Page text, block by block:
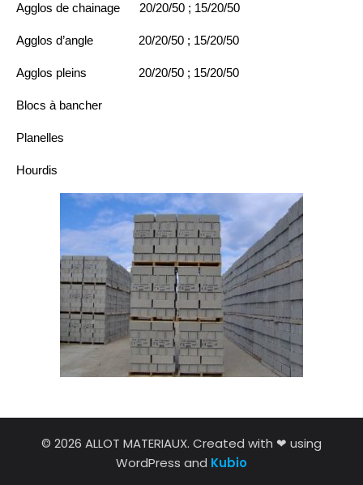
Agglos de chainage 20/20/50 ; 15/20/50
Agglos d’angle 20/20/50 ; 15/20/50
Agglos pleins 20/20/50 ; 15/20/50
Blocs à bancher
Planelles
Hourdis
© 2026 ALLOT MATERIAUX. Created with ❤ using
WordPress and Kubio